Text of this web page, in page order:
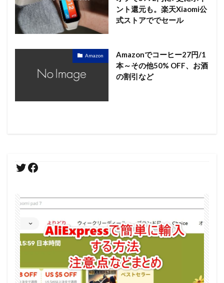
ント還元も。楽天Xiaomi公
式ストアででセール
Amazon
Amazonでコーヒー27円/1
本～その他50% OFF、お酒
の割引など